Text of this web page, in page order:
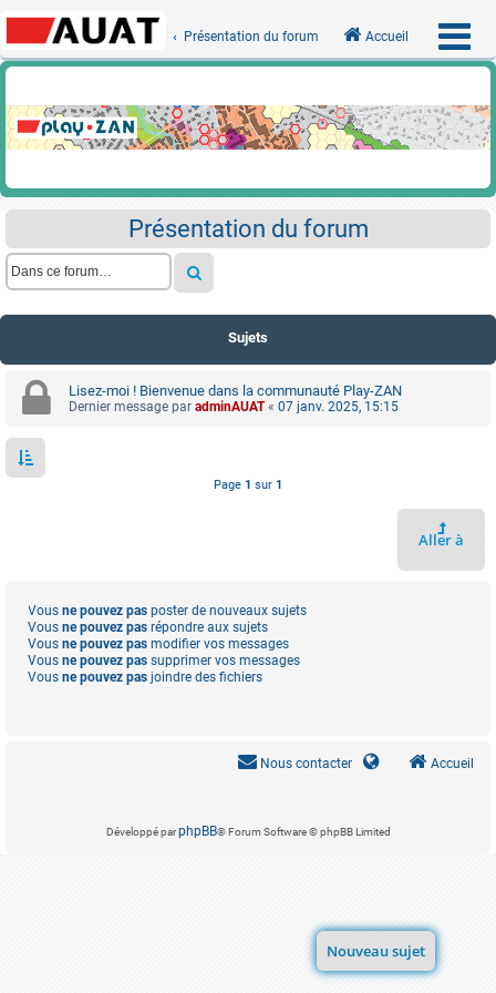
Accueil
Présentation du forum
Présentation du forum
Nouveau sujet
Sujets
Lisez-moi ! Bienvenue dans la communauté Play-ZAN
Dernier message par adminAUAT« 07 janv. 2025, 15:15
Page 1 sur 1
Aller à
Vous ne pouvez pas poster de nouveaux sujets
Vous ne pouvez pas répondre aux sujets
Vous ne pouvez pas modifier vos messages
Vous ne pouvez pas supprimer vos messages
Vous ne pouvez pas joindre des fichiers
Accueil
Nous contacter
Développé parphpBB® Forum Software © phpBB Limited